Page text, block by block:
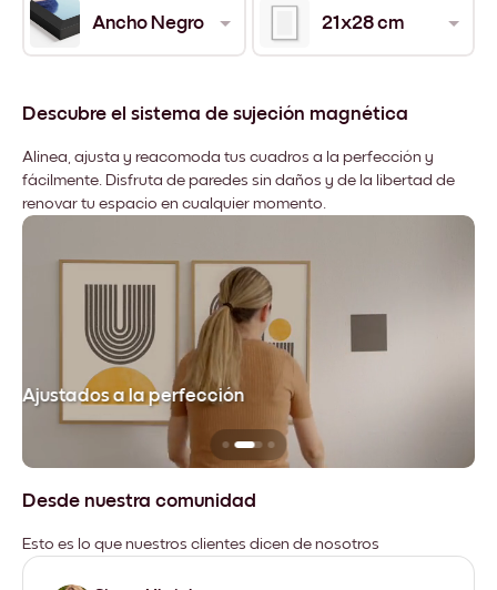
Ancho Negro 21x28 cm
Descubre el sistema de sujeción magnética
Alinea, ajusta y reacomoda tus cuadros a la perfección y
fácilmente. Disfruta de paredes sin daños y de la libertad de
renovar tu espacio en cualquier momento.
Ajustados a la perfección
Desde nuestra comunidad
Esto es lo que nuestros clientes dicen de nosotros